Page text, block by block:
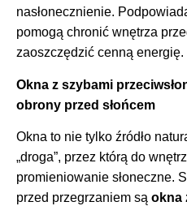
nasłonecznienie.
pomogą chronić wnętrza
zaoszczędzić cenną energię.
Okna z szybami
obrony przed słońcem
Okna to nie tylko źródło
„droga”, przez którą do
promieniowanie słoneczne.
przed przegrzaniem są okna